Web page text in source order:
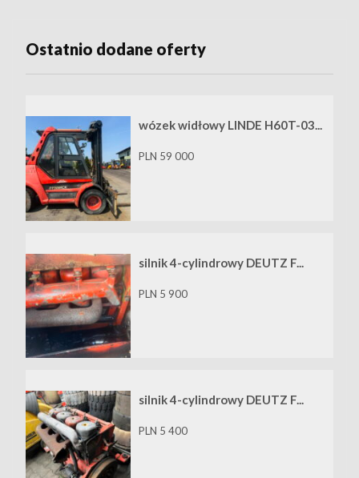
Ostatnio dodane oferty
wózek widłowy LINDE H60T-03...
PLN 59 000
silnik 4-cylindrowy DEUTZ F...
PLN 5 900
silnik 4-cylindrowy DEUTZ F...
PLN 5 400